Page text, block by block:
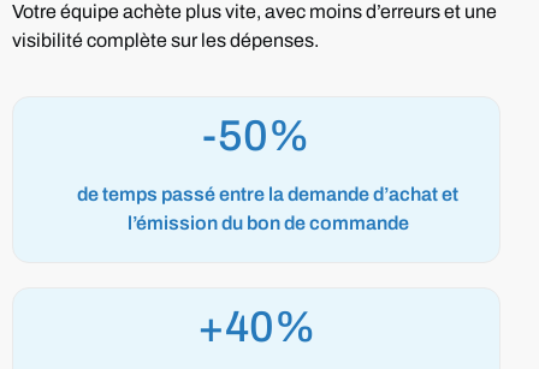
Votre équipe achète plus vite, avec moins d’erreurs et une
visibilité complète sur les dépenses.
-50%
de temps passé entre la demande d’achat et
l’émission du bon de commande
+40%